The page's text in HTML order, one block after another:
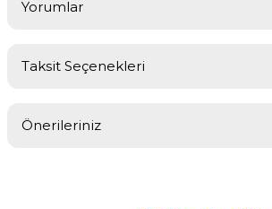
Yorumlar
Taksit Seçenekleri
Önerileriniz